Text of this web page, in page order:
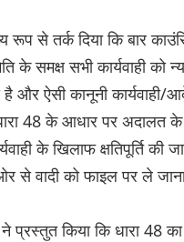
रूप से तर्क दिया कि बार
के समक्ष सभी कार्यवाही को
है और ऐसी कानूनी कार्यवाही/
48 के आधार पर अदालत के
के खिलाफ क्षतिपूर्ति की
से वादी को फाइल पर ले
प्रस्तुत किया कि धारा 48